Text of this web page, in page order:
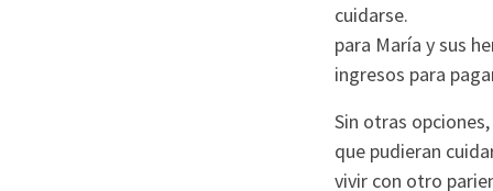
cuidarse.
para María y sus
ingresos para
Sin otras
que pudieran
vivir con otro